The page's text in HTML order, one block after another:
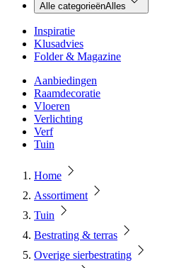
Alle categorieënAlles
Inspiratie
Klusadvies
Folder & Magazine
Aanbiedingen
Raamdecoratie
Vloeren
Verlichting
Verf
Tuin
Home
Assortiment
Tuin
Bestrating & terras
Overige sierbestrating